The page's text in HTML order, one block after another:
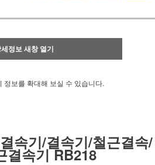
정보 새창 열기
정보를 확대해 보실 수 있습니다.
속기/결속기/철근결속/
결속기 RB218